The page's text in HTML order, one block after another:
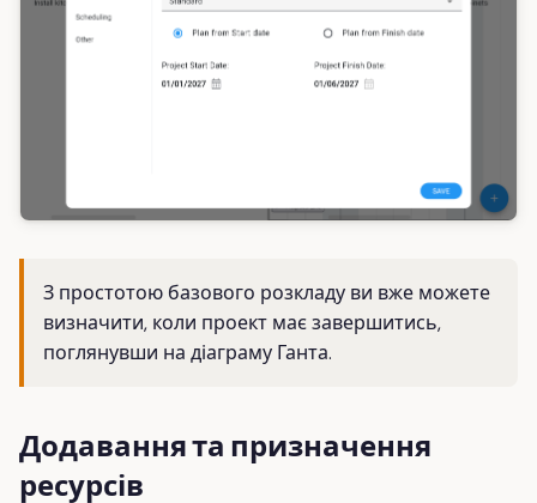
З простотою базового розкладу ви вже можете
визначити, коли проект має завершитись,
поглянувши на діаграму Ганта.
Додавання та призначення
ресурсів